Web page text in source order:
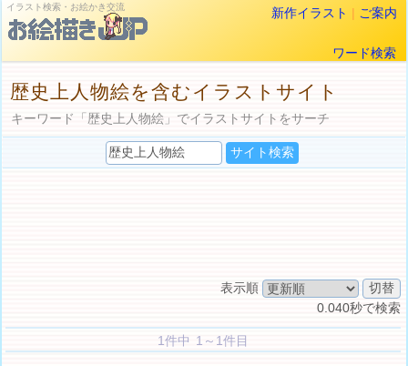
イラスト検索・お絵かき交流 新作イラスト | ご案内
ワード検索
歴史上人物絵を含むイラストサイト
キーワード「歴史上人物絵」でイラストサイトをサーチ
表示順
0.040秒で検索
1件中 1～1件目